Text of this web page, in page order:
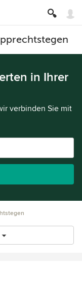
in Ihrer
verbinden Sie mit